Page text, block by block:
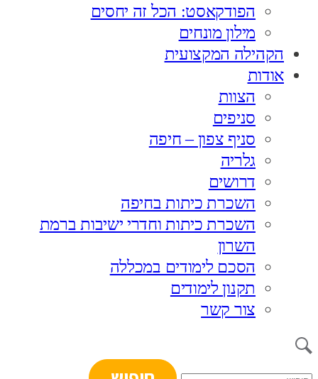
הפודקאסט: הכל זה יחסים
מילון מונחים
הקהילה המקצועית
אודות
הצוות
סניפים
סניף צפון – חיפה
גלריה
דרושים
השכרת כיתות בחיפה
השכרת כיתות וחדרי ישיבות ברמת
השרון
הסכם לימודים במכללה
תקנון לימודים
צור קשר
חיפוש: